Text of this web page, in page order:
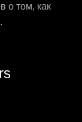
о том, как